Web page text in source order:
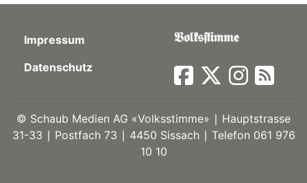
Impressum
Datenschutz
© Schaub Medien AG «Volksstimme» ∣ Hauptstrasse
31-33 ∣ Postfach 73 ∣ 4450 Sissach ∣ Telefon 061 976
10 10